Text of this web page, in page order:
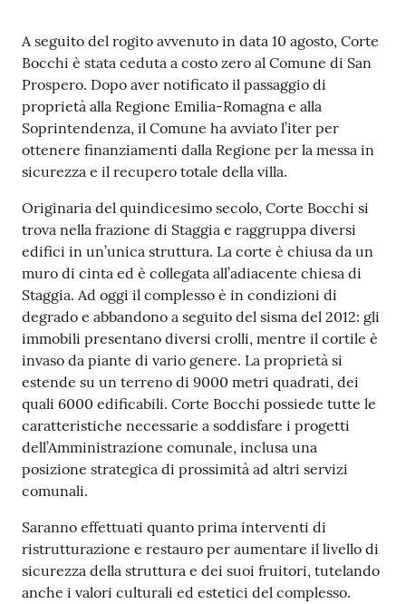
su
Contenuto
A seguito del rogito avvenuto in data 10 agosto, Corte
Bocchi è stata ceduta a costo zero al Comune di San
Prospero. Dopo aver notificato il passaggio di
proprietà alla Regione Emilia-Romagna e alla
Soprintendenza, il Comune ha avviato l’iter per
ottenere finanziamenti dalla Regione per la messa in
sicurezza e il recupero totale della villa.
Originaria del quindicesimo secolo, Corte Bocchi si
trova nella frazione di Staggia e raggruppa diversi
edifici in un’unica struttura. La corte è chiusa da un
muro di cinta ed è collegata all’adiacente chiesa di
Staggia. Ad oggi il complesso è in condizioni di
degrado e abbandono a seguito del sisma del 2012: gli
immobili presentano diversi crolli, mentre il cortile è
invaso da piante di vario genere. La proprietà si
estende su un terreno di 9000 metri quadrati, dei
quali 6000 edificabili. Corte Bocchi possiede tutte le
caratteristiche necessarie a soddisfare i progetti
dell’Amministrazione comunale, inclusa una
posizione strategica di prossimità ad altri servizi
comunali.
Saranno effettuati quanto prima interventi di
ristrutturazione e restauro per aumentare il livello di
sicurezza della struttura e dei suoi fruitori, tutelando
anche i valori culturali ed estetici del complesso.